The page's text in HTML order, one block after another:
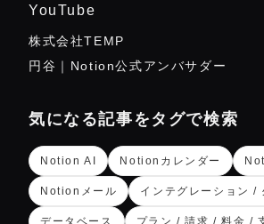
YouTube
株式会社TEMP
円谷｜Notion公式アンバサダー
気になる記事をタグで検索
Notion AI Notionカレンダー
Notionメール インテグレーション /
データベース プラン / 請求 / 料金 /